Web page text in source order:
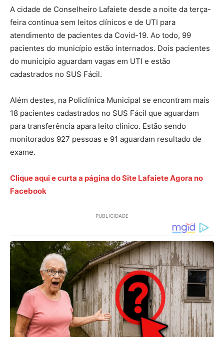
A cidade de Conselheiro Lafaiete desde a noite da terça-
feira continua sem leitos clínicos e de UTI para
atendimento de pacientes da Covid-19. Ao todo, 99
pacientes do município estão internados. Dois pacientes
do município aguardam vagas em UTI e estão
cadastrados no SUS Fácil.
Além destes, na Policlínica Municipal se encontram mais
18 pacientes cadastrados no SUS Fácil que aguardam
para transferência apara leito clinico. Estão sendo
monitorados 927 pessoas e 91 aguardam resultado de
exame.
Clique aqui e curta a página do Site Lafaiete Agora no
Facebook
PUBLICIDADE